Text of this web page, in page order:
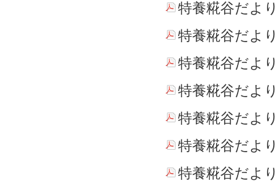
特養糀谷だよ
特養糀谷だよ
特養糀谷だよ
特養糀谷だよ
特養糀谷だよ
特養糀谷だよ
特養糀谷だよ